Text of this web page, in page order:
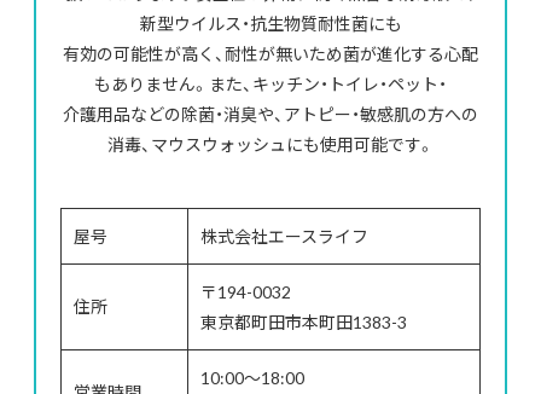
新型ウイルス・抗生物質耐性菌にも
有効の可能性が高く、耐性が無いため菌が進化する心配
もありません。また、キッチン・トイレ・ペット・
介護用品などの除菌・消臭や、アトピー・敏感肌の方への
消毒、マウスウォッシュにも使用可能です。
屋号 株式会社エースライフ
住所
〒194-0032
東京都町田市本町田1383-3
10:00～18:00